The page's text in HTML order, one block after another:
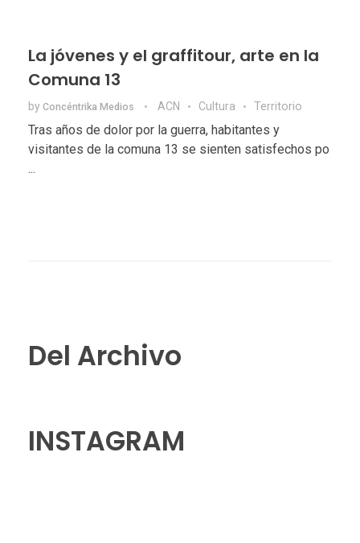
La jóvenes y el graffitour, arte en la
Comuna 13
by Concéntrika Medios ACN Cultura Territorio
Tras años de dolor por la guerra, habitantes y
visitantes de la comuna 13 se sienten satisfechos po
...
Del Archivo
INSTAGRAM